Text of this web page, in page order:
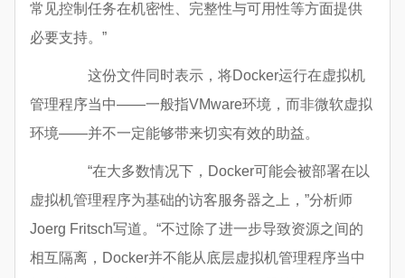
常见控制任务在机密性、完整性与可用性等方面提供
必要支持。”
这份文件同时表示，将Docker运行在虚拟机
管理程序当中——一般指VMware环境，而非微软虚拟
环境——并不一定能够带来切实有效的助益。
“在大多数情况下，Docker可能会被部署在以
虚拟机管理程序为基础的访客服务器之上，”分析师
Joerg Fritsch写道。“不过除了进一步导致资源之间的
相互隔离，Docker并不能从底层虚拟机管理程序当中